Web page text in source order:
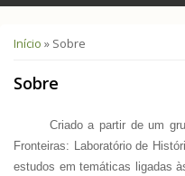
Você está aqui
Início » Sobre
Sobre
Criado a partir de um grupo
Fronteiras: Laboratório de
estudos em temáticas ligadas